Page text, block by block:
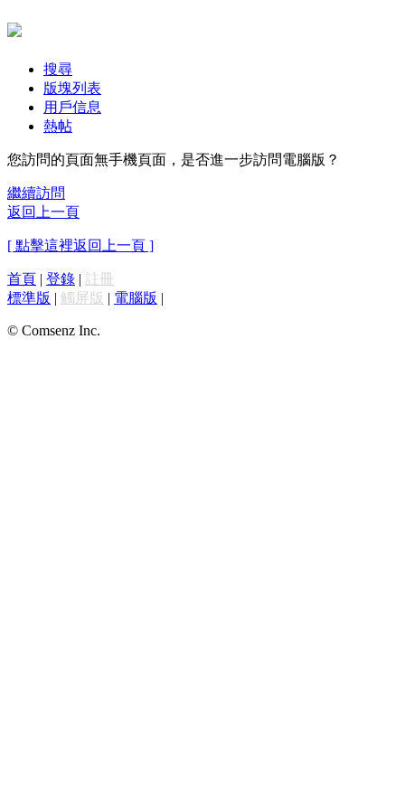
搜尋
版塊列表
用戶信息
熱帖
您訪問的頁面無手機頁面，是否進一步訪問電腦版？
繼續訪問
返回上一頁
[ 點擊這裡返回上一頁 ]
首頁 | 登錄 | 註冊
標準版 | 觸屏版 | 電腦版 |
© Comsenz Inc.